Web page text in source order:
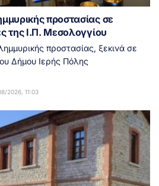
προστασίας σε
της Ι.Π. Μεσολογγίου
προστασίας, ξεκινά σε
Δήμου Ιερής Πόλης
2026, 11:03